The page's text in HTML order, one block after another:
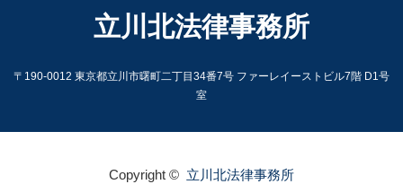
立川北法律事務所
〒190-0012 東京都立川市曙町二丁目34番7号 ファーレイーストビル7階 D1号
室
Copyright © 立川北法律事務所